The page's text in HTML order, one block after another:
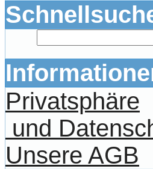
Privatsphäre
und
Unsere AGB